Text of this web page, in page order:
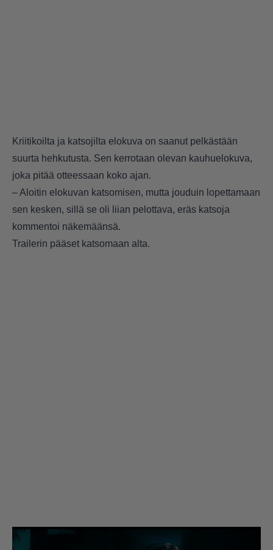
Kriitikoilta ja katsojilta elokuva on saanut pelkästään
suurta hehkutusta. Sen kerrotaan olevan kauhuelokuva,
joka pitää otteessaan koko ajan.
– Aloitin elokuvan katsomisen, mutta jouduin lopettamaan
sen kesken, sillä se oli liian pelottava, eräs katsoja
kommentoi näkemäänsä.
Trailerin pääset katsomaan alta.